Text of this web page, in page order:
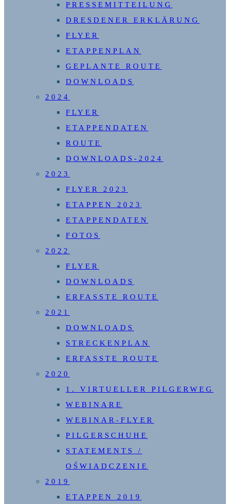
PRESSEMITTEILUNG
DRESDENER ERKLÄRUNG
FLYER
ETAPPENPLAN
GEPLANTE ROUTE
DOWNLOADS
2024
FLYER
ETAPPENDATEN
ROUTE
DOWNLOADS-2024
2023
FLYER 2023
ETAPPEN 2023
ETAPPENDATEN
FOTOS
2022
FLYER
DOWNLOADS
ERFASSTE ROUTE
2021
DOWNLOADS
STRECKENPLAN
ERFASSTE ROUTE
2020
1. VIRTUELLER PILGERWEG
WEBINARE
WEBINAR-FLYER
PILGERSCHUHE
STATEMENTS /
OŚWIADCZENIE
2019
ETAPPEN 2019